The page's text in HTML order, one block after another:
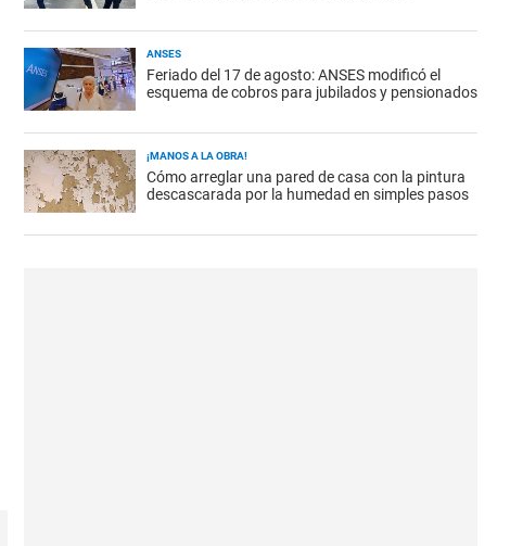
ANSES
Feriado del 17 de agosto: ANSES modificó el
esquema de cobros para jubilados y pensionados
¡MANOS A LA OBRA!
Cómo arreglar una pared de casa con la pintura
descascarada por la humedad en simples pasos